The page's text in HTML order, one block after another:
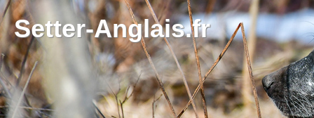
Setter-Anglais.fr